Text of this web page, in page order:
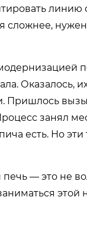
линию
сложнее,
Оказалось,
Пришлось
занял
есть. Но эти
— это не
этой